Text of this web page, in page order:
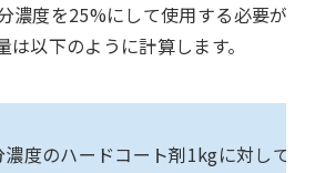
濃度を25%にして使用する必要が
以下のように計算します。
度のハードコート剤1kgに対して